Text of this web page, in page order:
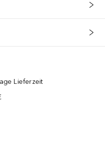
Lieferzeit